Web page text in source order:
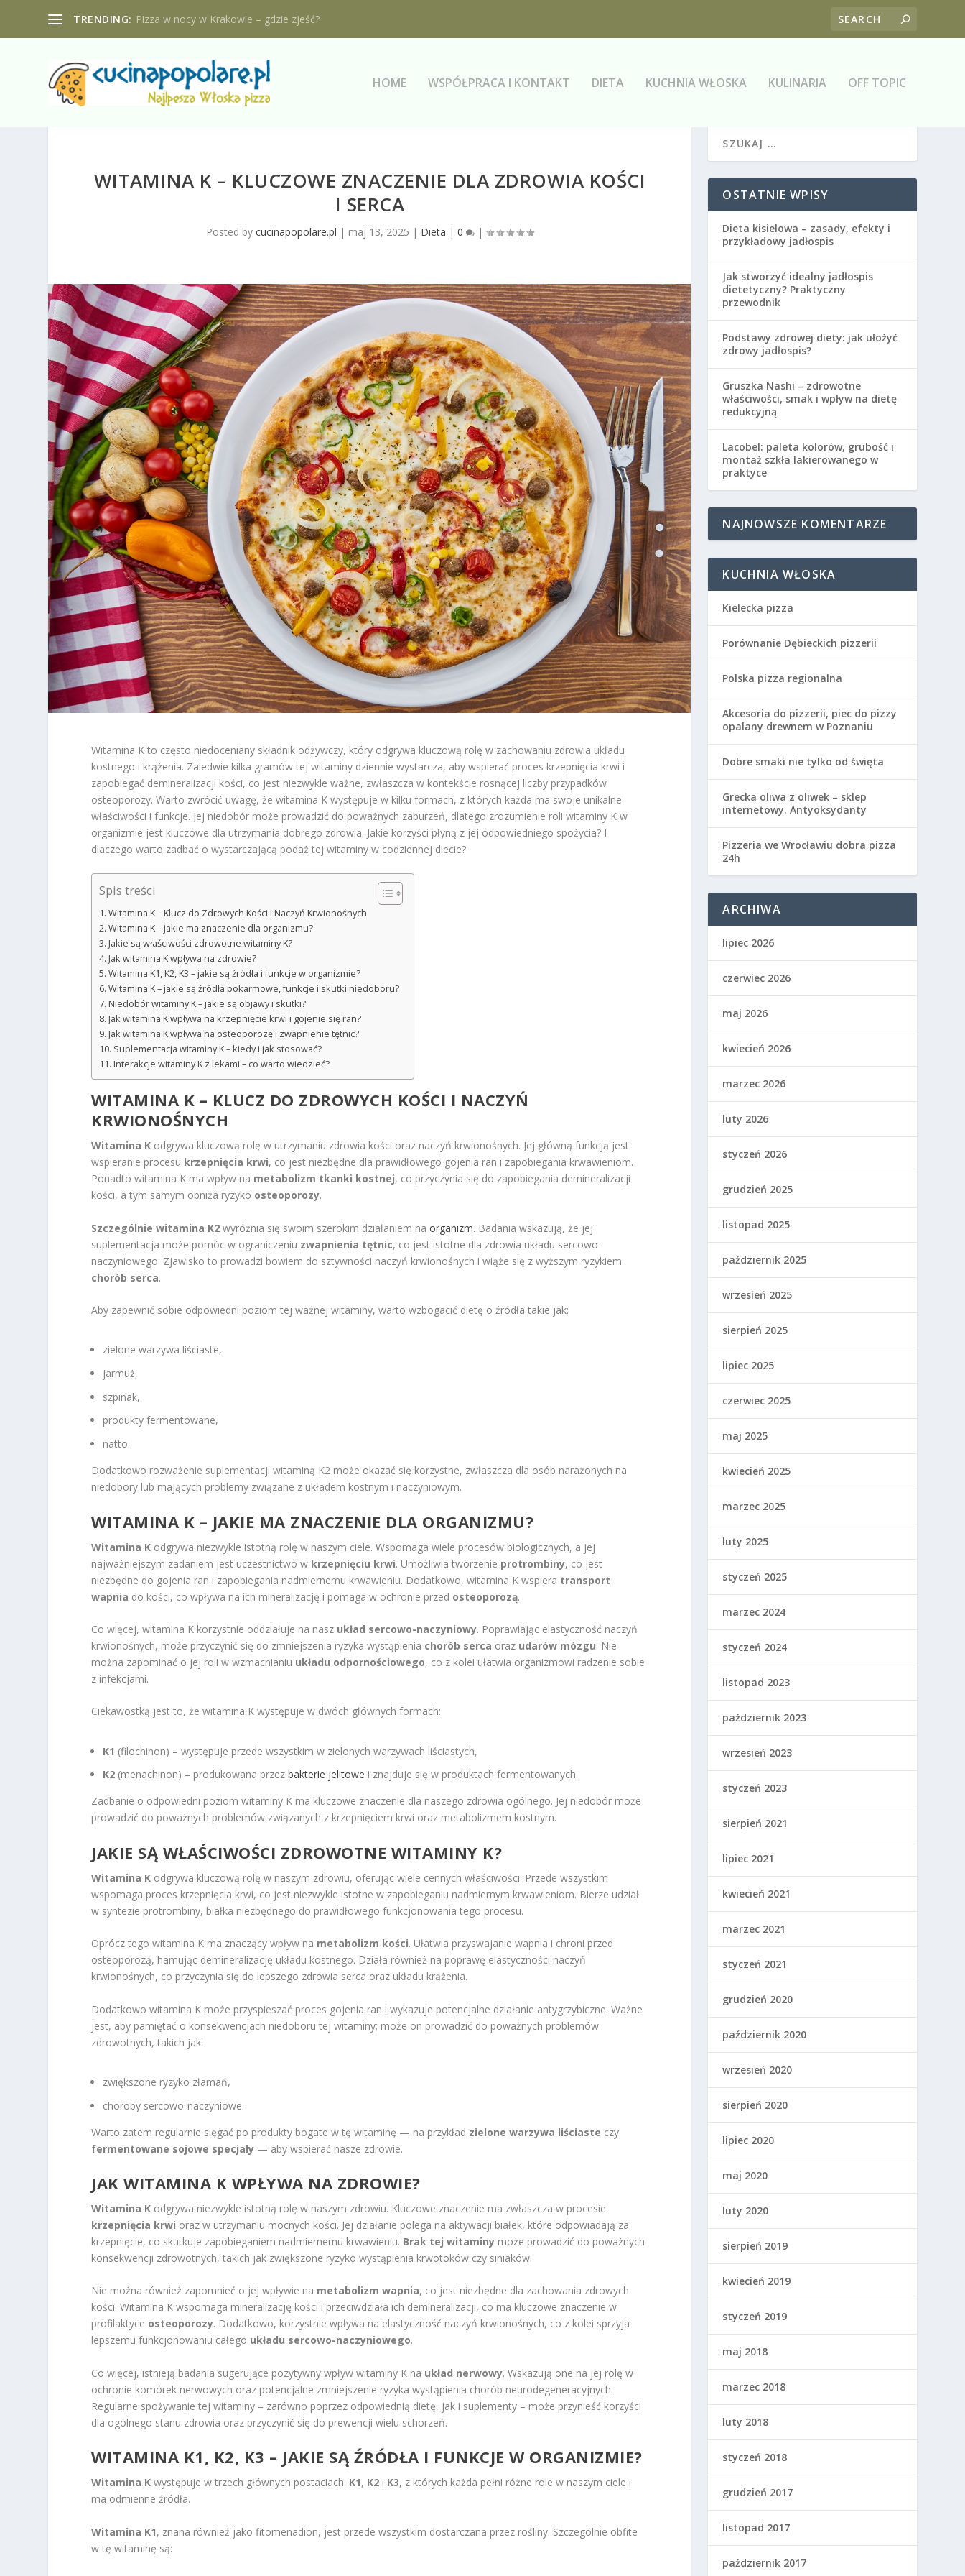
TRENDING: Pizza w nocy w Krakowie – gdzie zjeść?
HOME WSPÓŁPRACA I KONTAKT DIETA KUCHNIA WŁOSKA KULINARIA OFF TOPIC
WITAMINA K – KLUCZOWE ZNACZENIE DLA ZDROWIA KOŚCI
I SERCA
Posted by cucinapopolare.pl | maj 13, 2025 | Dieta | 0 |
Witamina K to często niedoceniany składnik odżywczy, który odgrywa kluczową rolę w zachowaniu zdrowia układu
kostnego i krążenia. Zaledwie kilka gramów tej witaminy dziennie wystarcza, aby wspierać proces krzepnięcia krwi i
zapobiegać demineralizacji kości, co jest niezwykle ważne, zwłaszcza w kontekście rosnącej liczby przypadków
osteoporozy. Warto zwrócić uwagę, że witamina K występuje w kilku formach, z których każda ma swoje unikalne
właściwości i funkcje. Jej niedobór może prowadzić do poważnych zaburzeń, dlatego zrozumienie roli witaminy K w
organizmie jest kluczowe dla utrzymania dobrego zdrowia. Jakie korzyści płyną z jej odpowiedniego spożycia? I
dlaczego warto zadbać o wystarczającą podaż tej witaminy w codziennej diecie?
Spis treści
Witamina K – Klucz do Zdrowych Kości i Naczyń Krwionośnych
Witamina K – jakie ma znaczenie dla organizmu?
Jakie są właściwości zdrowotne witaminy K?
Jak witamina K wpływa na zdrowie?
Witamina K1, K2, K3 – jakie są źródła i funkcje w organizmie?
Witamina K – jakie są źródła pokarmowe, funkcje i skutki niedoboru?
Niedobór witaminy K – jakie są objawy i skutki?
Jak witamina K wpływa na krzepnięcie krwi i gojenie się ran?
Jak witamina K wpływa na osteoporozę i zwapnienie tętnic?
Suplementacja witaminy K – kiedy i jak stosować?
Interakcje witaminy K z lekami – co warto wiedzieć?
WITAMINA K – KLUCZ DO ZDROWYCH KOŚCI I NACZYŃ
KRWIONOŚNYCH
Witamina K odgrywa kluczową rolę w utrzymaniu zdrowia kości oraz naczyń krwionośnych. Jej główną funkcją jest
wspieranie procesu krzepnięcia krwi, co jest niezbędne dla prawidłowego gojenia ran i zapobiegania krwawieniom.
Ponadto witamina K ma wpływ na metabolizm tkanki kostnej, co przyczynia się do zapobiegania demineralizacji
kości, a tym samym obniża ryzyko osteoporozy.
Szczególnie witamina K2 wyróżnia się swoim szerokim działaniem naorganizm. Badania wskazują, że jej
suplementacja może pomóc w ograniczeniu zwapnienia tętnic, co jest istotne dla zdrowia układu sercowo-
naczyniowego. Zjawisko to prowadzi bowiem do sztywności naczyń krwionośnych i wiąże się z wyższym ryzykiem
chorób serca.
Aby zapewnić sobie odpowiedni poziom tej ważnej witaminy, warto wzbogacić dietę o źródła takie jak:
zielone warzywa liściaste,
jarmuż,
szpinak,
produkty fermentowane,
natto.
Dodatkowo rozważenie suplementacji witaminą K2 może okazać się korzystne, zwłaszcza dla osób narażonych na
niedobory lub mających problemy związane z układem kostnym i naczyniowym.
WITAMINA K – JAKIE MA ZNACZENIE DLA ORGANIZMU?
Witamina K odgrywa niezwykle istotną rolę w naszym ciele. Wspomaga wiele procesów biologicznych, a jej
najważniejszym zadaniem jest uczestnictwo w krzepnięciu krwi. Umożliwia tworzenie protrombiny, co jest
niezbędne do gojenia ran i zapobiegania nadmiernemu krwawieniu. Dodatkowo, witamina K wspiera transport
wapnia do kości, co wpływa na ich mineralizację i pomaga w ochronie przed osteoporozą.
Co więcej, witamina K korzystnie oddziałuje na nasz układ sercowo-naczyniowy. Poprawiając elastyczność naczyń
krwionośnych, może przyczynić się do zmniejszenia ryzyka wystąpienia chorób serca oraz udarów mózgu. Nie
można zapominać o jej roli w wzmacnianiu układu odpornościowego, co z kolei ułatwia organizmowi radzenie sobie
z infekcjami.
Ciekawostką jest to, że witamina K występuje w dwóch głównych formach:
K1 (filochinon) – występuje przede wszystkim w zielonych warzywach liściastych,
K2 (menachinon) – produkowana przezbakterie jelitowe i znajduje się w produktach fermentowanych.
Zadbanie o odpowiedni poziom witaminy K ma kluczowe znaczenie dla naszego zdrowia ogólnego. Jej niedobór może
prowadzić do poważnych problemów związanych z krzepnięciem krwi oraz metabolizmem kostnym.
JAKIE SĄ WŁAŚCIWOŚCI ZDROWOTNE WITAMINY K?
Witamina K odgrywa kluczową rolę w naszym zdrowiu, oferując wiele cennych właściwości. Przede wszystkim
wspomaga proces krzepnięcia krwi, co jest niezwykle istotne w zapobieganiu nadmiernym krwawieniom. Bierze udział
w syntezie protrombiny, białka niezbędnego do prawidłowego funkcjonowania tego procesu.
Oprócz tego witamina K ma znaczący wpływ na metabolizm kości. Ułatwia przyswajanie wapnia i chroni przed
osteoporozą, hamując demineralizację układu kostnego. Działa również na poprawę elastyczności naczyń
krwionośnych, co przyczynia się do lepszego zdrowia serca oraz układu krążenia.
Dodatkowo witamina K może przyspieszać proces gojenia ran i wykazuje potencjalne działanie antygrzybiczne. Ważne
jest, aby pamiętać o konsekwencjach niedoboru tej witaminy; może on prowadzić do poważnych problemów
zdrowotnych, takich jak:
zwiększone ryzyko złamań,
choroby sercowo-naczyniowe.
Warto zatem regularnie sięgać po produkty bogate w tę witaminę — na przykład zielone warzywa liściaste czy
fermentowane sojowe specjały — aby wspierać nasze zdrowie.
JAK WITAMINA K WPŁYWA NA ZDROWIE?
Witamina K odgrywa niezwykle istotną rolę w naszym zdrowiu. Kluczowe znaczenie ma zwłaszcza w procesie
krzepnięcia krwi oraz w utrzymaniu mocnych kości. Jej działanie polega na aktywacji białek, które odpowiadają za
krzepnięcie, co skutkuje zapobieganiem nadmiernemu krwawieniu. Brak tej witaminy może prowadzić do poważnych
konsekwencji zdrowotnych, takich jak zwiększone ryzyko wystąpienia krwotoków czy siniaków.
Nie można również zapomnieć o jej wpływie na metabolizm wapnia, co jest niezbędne dla zachowania zdrowych
kości. Witamina K wspomaga mineralizację kości i przeciwdziała ich demineralizacji, co ma kluczowe znaczenie w
profilaktyce osteoporozy. Dodatkowo, korzystnie wpływa na elastyczność naczyń krwionośnych, co z kolei sprzyja
lepszemu funkcjonowaniu całego układu sercowo-naczyniowego.
Co więcej, istnieją badania sugerujące pozytywny wpływ witaminy K na układ nerwowy. Wskazują one na jej rolę w
ochronie komórek nerwowych oraz potencjalne zmniejszenie ryzyka wystąpienia chorób neurodegeneracyjnych.
Regularne spożywanie tej witaminy – zarówno poprzez odpowiednią dietę, jak i suplementy – może przynieść korzyści
dla ogólnego stanu zdrowia oraz przyczynić się do prewencji wielu schorzeń.
WITAMINA K1, K2, K3 – JAKIE SĄ ŹRÓDŁA I FUNKCJE W ORGANIZMIE?
Witamina K występuje w trzech głównych postaciach: K1, K2 i K3, z których każda pełni różne role w naszym ciele i
ma odmienne źródła.
Witamina K1, znana również jako fitomenadion, jest przede wszystkim dostarczana przez rośliny. Szczególnie obfite
w tę witaminę są:
OSTATNIE WPISY
Dieta kisielowa – zasady, efekty i
przykładowy jadłospis
Jak stworzyć idealny jadłospis
dietetyczny? Praktyczny
przewodnik
Podstawy zdrowej diety: jak ułożyć
zdrowy jadłospis?
Gruszka Nashi – zdrowotne
właściwości, smak i wpływ na dietę
redukcyjną
Lacobel: paleta kolorów, grubość i
montaż szkła lakierowanego w
praktyce
NAJNOWSZE KOMENTARZE
KUCHNIA WŁOSKA
Kielecka pizza
Porównanie Dębieckich pizzerii
Polska pizza regionalna
Akcesoria do pizzerii, piec do pizzy
opalany drewnem w Poznaniu
Dobre smaki nie tylko od święta
Grecka oliwa z oliwek – sklep
internetowy. Antyoksydanty
Pizzeria we Wrocławiu dobra pizza
24h
ARCHIWA
lipiec 2026
czerwiec 2026
maj 2026
kwiecień 2026
marzec 2026
luty 2026
styczeń 2026
grudzień 2025
listopad 2025
październik 2025
wrzesień 2025
sierpień 2025
lipiec 2025
czerwiec 2025
maj 2025
kwiecień 2025
marzec 2025
luty 2025
styczeń 2025
marzec 2024
styczeń 2024
listopad 2023
październik 2023
wrzesień 2023
styczeń 2023
sierpień 2021
lipiec 2021
kwiecień 2021
marzec 2021
styczeń 2021
grudzień 2020
październik 2020
wrzesień 2020
sierpień 2020
lipiec 2020
maj 2020
luty 2020
sierpień 2019
kwiecień 2019
styczeń 2019
maj 2018
marzec 2018
luty 2018
styczeń 2018
grudzień 2017
listopad 2017
październik 2017